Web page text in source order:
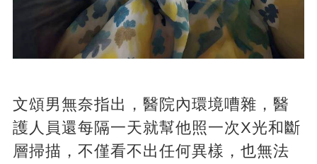
文頌男無奈指出，醫院內環境嘈雜，醫
護人員還每隔一天就幫他照一次X光和斷
層掃描，不僅看不出任何異樣，也無法